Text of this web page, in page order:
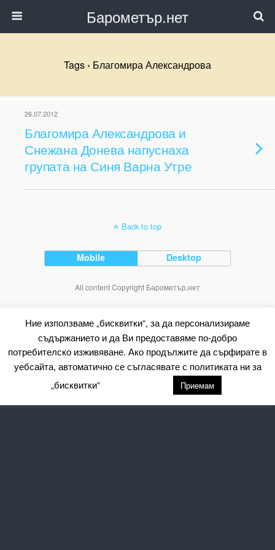
Барометър.нет
Tags › Благомира Александрова
26.07.2012
Благомира Александрова и
Снежана Донева напуснаха
групата на Синя Варна Утре
Back to top
Mobile Desktop
All content Copyright Барометър.нет
Ние използваме „бисквитки“, за да персонализираме
съдържанието и да Ви предоставяме по-добро
потребителско изживяване. Ако продължите да сърфирате в
уебсайта, автоматично се съгласявате с политиката ни за
„бисквитки“
Приемам